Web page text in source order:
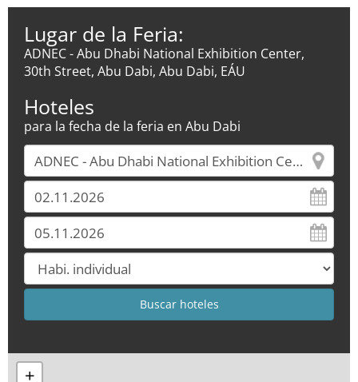
Lugar de la Feria:
ADNEC - Abu Dhabi National Exhibition Center,
30th Street, Abu Dabi, Abu Dabi, EÁU
Hoteles
para la fecha de la feria en Abu Dabi
+